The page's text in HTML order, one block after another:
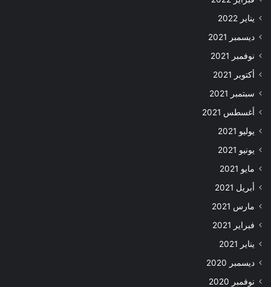
يناير 2022
ديسمبر 2021
نوفمبر 2021
أكتوبر 2021
سبتمبر 2021
أغسطس 2021
يوليو 2021
يونيو 2021
مايو 2021
أبريل 2021
مارس 2021
فبراير 2021
يناير 2021
ديسمبر 2020
نوفمبر 2020